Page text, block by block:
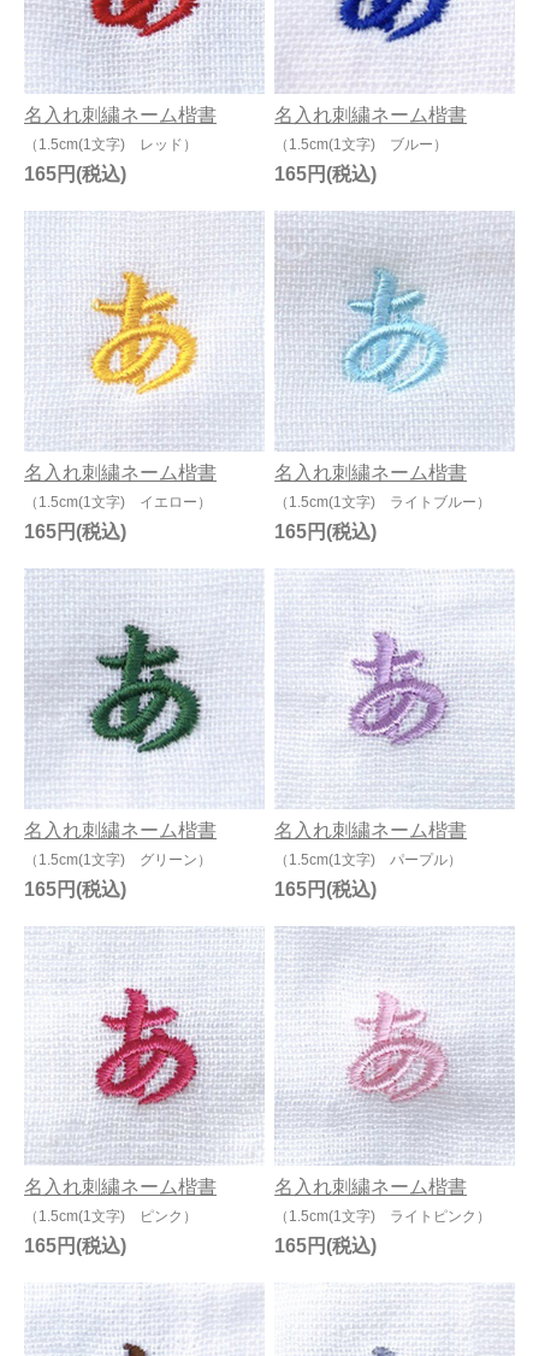
名入れ刺繍ネーム楷書
（1.5cm(1文字) レッド）
165円
名入れ刺繍ネーム楷書
（1.5cm(1文字) ブルー）
165円
名入れ刺繍ネーム楷書
（1.5cm(1文字) イエロー）
165円
名入れ刺繍ネーム楷書
（1.5cm(1文字) ライトブルー）
165円
名入れ刺繍ネーム楷書
（1.5cm(1文字) グリーン）
165円
名入れ刺繍ネーム楷書
（1.5cm(1文字) パープル）
165円
名入れ刺繍ネーム楷書
（1.5cm(1文字) ピンク）
165円
名入れ刺繍ネーム楷書
（1.5cm(1文字) ライトピンク）
165円